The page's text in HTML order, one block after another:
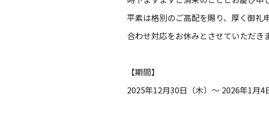
平素は格別のご高配を賜り、厚く御礼
合わせ対応をお休みとさせていただきま
【期間】
2025年12月30日（木）～ 2026年1月4